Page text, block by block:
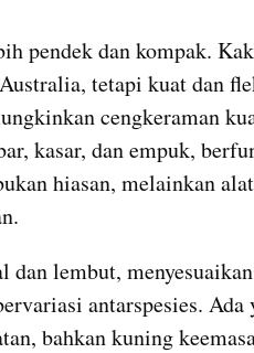
pendek dan kompak.
tetapi kuat dan
cengkeraman
kasar, dan empuk,
hiasan, melainkan
dan lembut,
antarspesies. Ada
bahkan kuning